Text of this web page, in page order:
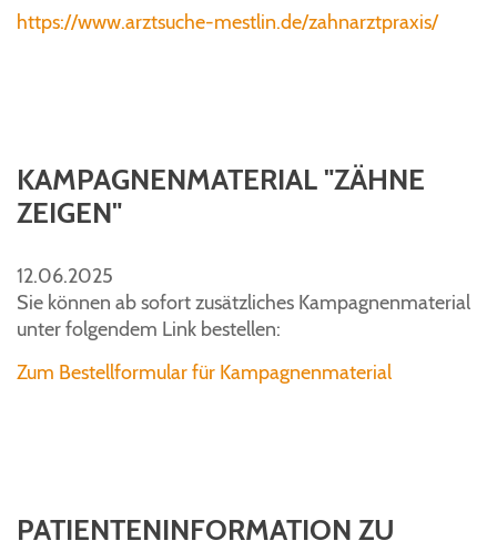
https://www.arztsuche-mestlin.de/zahnarztpraxis/
KAMPAGNENMATERIAL "ZÄHNE
ZEIGEN"
12.06.2025
Sie können ab sofort zusätzliches Kampagnenmaterial
unter folgendem Link bestellen:
Zum Bestellformular für Kampagnenmaterial
PATIENTENINFORMATION ZU